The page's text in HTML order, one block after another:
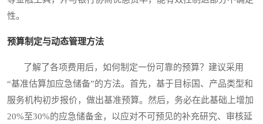
性。
预算制定与动态管理方法
了解了各项费用后，如何制定一份可靠的预算？建议采用
“基准估算加应急储备”的方法。首先，基于目标国、产品类型和
服务机构初步报价，做出基准预算。然后，务必在此基础上增加
20%至30%的应急储备金，以应对不可预见的补充研究、审核延